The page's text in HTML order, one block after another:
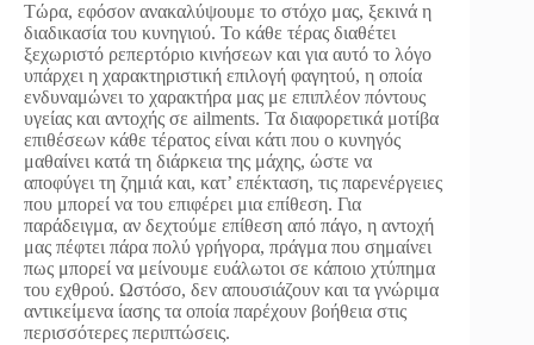
Τώρα, εφόσον ανακαλύψουμε το στόχο μας, ξεκινά η
διαδικασία του κυνηγιού. Το κάθε τέρας διαθέτει
ξεχωριστό ρεπερτόριο κινήσεων και για αυτό το λόγο
υπάρχει η χαρακτηριστική επιλογή φαγητού, η οποία
ενδυναμώνει το χαρακτήρα μας με επιπλέον πόντους
υγείας και αντοχής σε ailments. Τα διαφορετικά μοτίβα
επιθέσεων κάθε τέρατος είναι κάτι που ο κυνηγός
μαθαίνει κατά τη διάρκεια της μάχης, ώστε να
αποφύγει τη ζημιά και, κατ’ επέκταση, τις παρενέργειες
που μπορεί να του επιφέρει μια επίθεση. Για
παράδειγμα, αν δεχτούμε επίθεση από πάγο, η αντοχή
μας πέφτει πάρα πολύ γρήγορα, πράγμα που σημαίνει
πως μπορεί να μείνουμε ευάλωτοι σε κάποιο χτύπημα
του εχθρού. Ωστόσο, δεν απουσιάζουν και τα γνώριμα
αντικείμενα ίασης τα οποία παρέχουν βοήθεια στις
περισσότερες περιπτώσεις.